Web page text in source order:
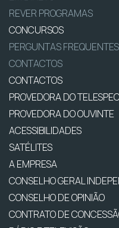
REVER PROGRAMAS
CONCURSOS
PERGUNTAS FREQUENTES
CONTACTOS
CONTACTOS
PROVEDORA DO
PROVEDORA DO OUVINTE
ACESSIBILIDADES
SATÉLITES
A EMPRESA
CONSELHO GERAL
CONSELHO DE OPINIÃO
CONTRATO DE